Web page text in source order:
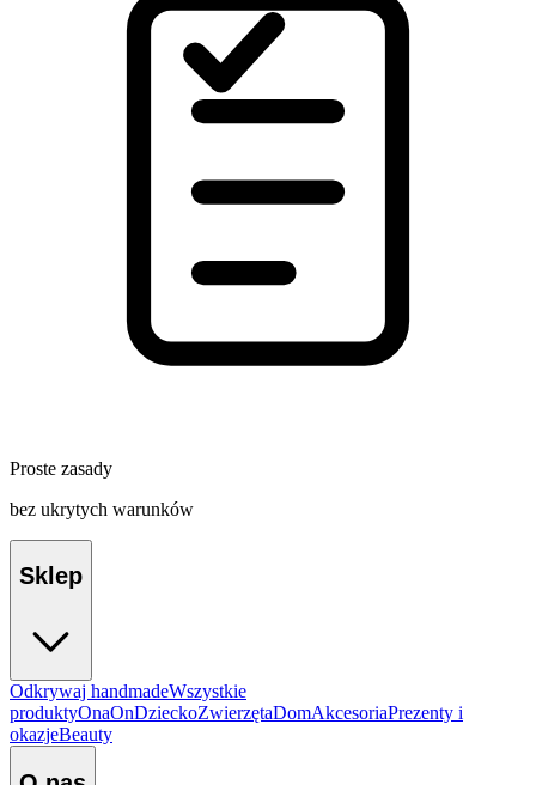
Proste zasady
bez ukrytych warunków
Sklep
Odkrywaj handmadeWszystkie
produktyOnaOnDzieckoZwierzętaDomAkcesoriaPrezenty i
okazjeBeauty